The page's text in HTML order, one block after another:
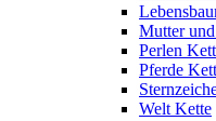
Mutter
Perlen
Pferde
Welt Kette